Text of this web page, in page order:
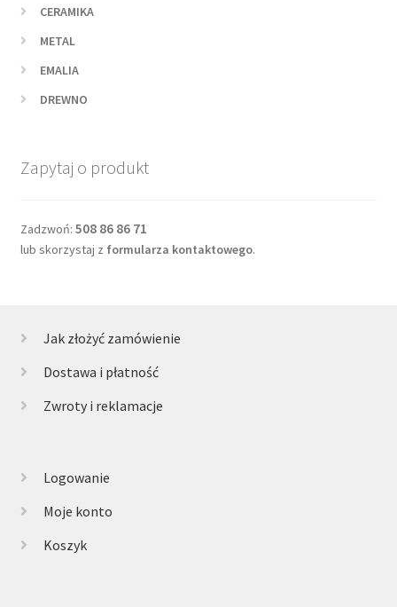
CERAMIKA
METAL
EMALIA
DREWNO
Zapytaj o produkt
Zadzwoń: 508 86 86 71
lub skorzystaj z formularza kontaktowego.
Jak złożyć zamówienie
Dostawa i płatność
Zwroty i reklamacje
Logowanie
Moje konto
Koszyk